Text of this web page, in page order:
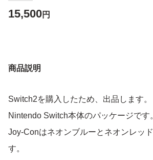
15,500円
商品説明
Switch2を購入したため、出品します。
Nintendo Switch本体のパッケージです
Joy-Conはネオンブルーとネオンレッ
す。